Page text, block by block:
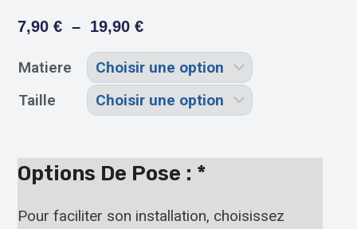
7,90€ – 19,90€
Matiere
Taille
Options De Pose : *
Pour faciliter son installation, choisissez